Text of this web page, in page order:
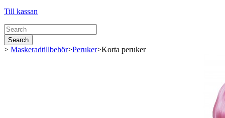
Till kassan
Search
> Maskeradtillbehör>Peruker>Korta peruker